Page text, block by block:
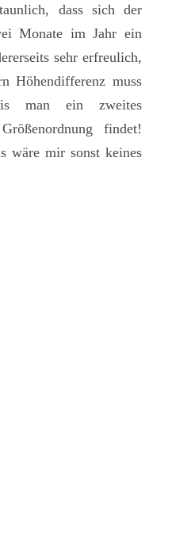
dass sich der
Monate im Jahr ein
sehr erfreulich,
Höhendifferenz muss
man ein zweites
findet!
wäre mir sonst keines